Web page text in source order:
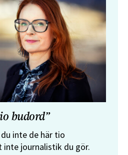
budord”
inte de här tio
inte journalistik du gör.